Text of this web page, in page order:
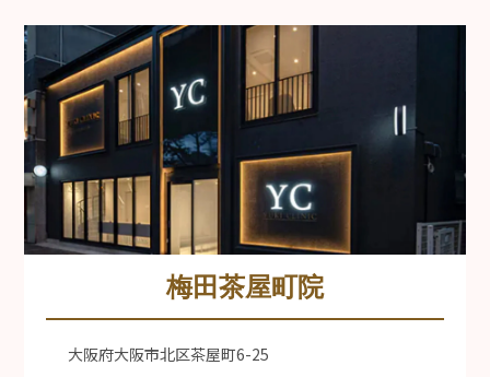
梅田茶屋町院
大阪府大阪市北区茶屋町6-25